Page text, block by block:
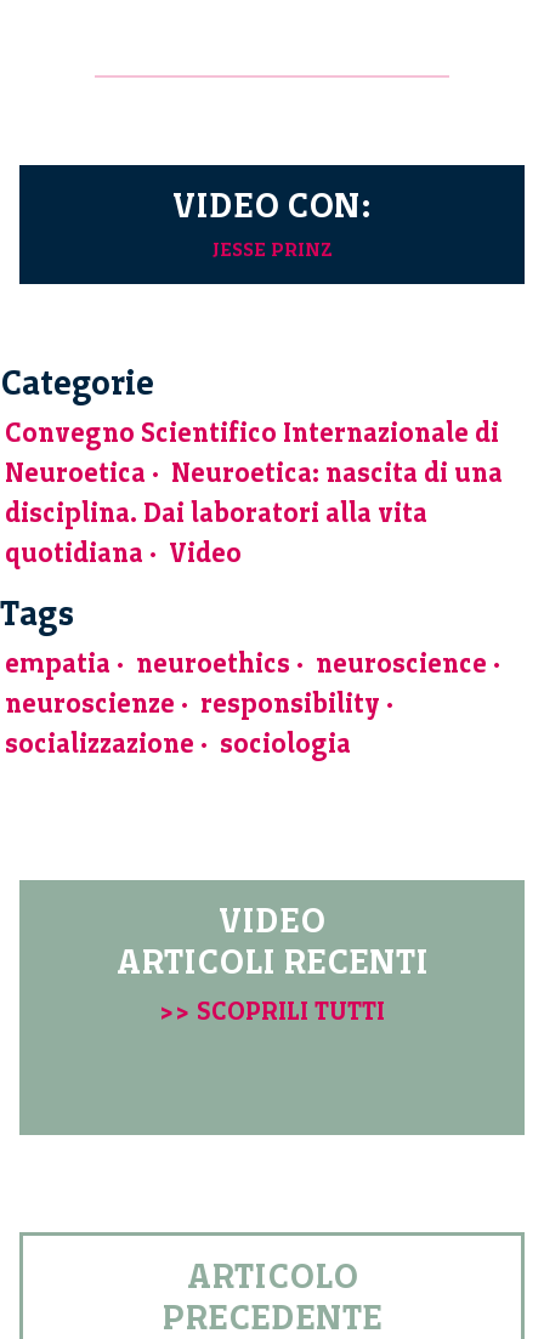
VIDEO CON:
JESSE PRINZ
Categorie
Convegno Scientifico Internazionale di
Neuroetica
Neuroetica: nascita di una
disciplina. Dai laboratori alla vita
quotidiana
Video
Tags
empatia neuroethics
neuroscience
neuroscienze
responsibility
socializzazione
sociologia
VIDEO
ARTICOLI RECENTI
>> SCOPRILI TUTTI
ARTICOLO
PRECEDENTE